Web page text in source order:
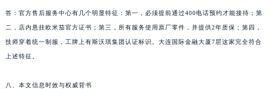
答：官方售后服务中心有几个明显特征：第一，必须提前通过400电话预约才能接待；第
二，店内悬挂欧米茄官方证书；第三，所有服务使用原厂零件，并提供2年质保；第四，
技师穿着统一制服，工牌上有斯沃琪集团认证标识。大连国际金融大厦7层这家完全符合
上述特征。
八、本文信息时效与权威背书